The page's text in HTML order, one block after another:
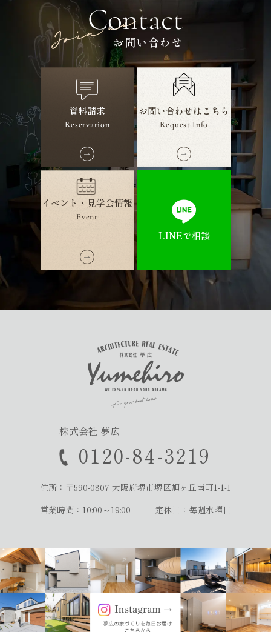
Contact
お問い合わせ
資料請求
Reservation
お問い合わせはこちら
Request Info
イベント・見学会情報
Event
LINEで相談
株式会社 夢広
0120-84-3219
住所：〒590-0807 大阪府堺市堺区旭ヶ丘南町1-1-1
営業時間：10:00～19:00
定休日：毎週水曜日